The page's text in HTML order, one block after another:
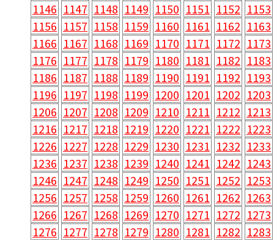
1146 1147 1148 1149 1150 1151 1152 1153
1156 1157 1158 1159 1160 1161 1162 1163
1166 1167 1168 1169 1170 1171 1172 1173
1176 1177 1178 1179 1180 1181 1182 1183
1186 1187 1188 1189 1190 1191 1192 1193
1196 1197 1198 1199 1200 1201 1202 1203
1206 1207 1208 1209 1210 1211 1212 1213
1216 1217 1218 1219 1220 1221 1222 1223
1226 1227 1228 1229 1230 1231 1232 1233
1236 1237 1238 1239 1240 1241 1242 1243
1246 1247 1248 1249 1250 1251 1252 1253
1256 1257 1258 1259 1260 1261 1262 1263
1266 1267 1268 1269 1270 1271 1272 1273
1276 1277 1278 1279 1280 1281 1282 1283